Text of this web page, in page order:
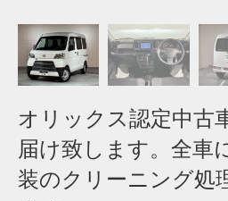
オリックス認定中古
届け致します。全車
装のクリーニング処